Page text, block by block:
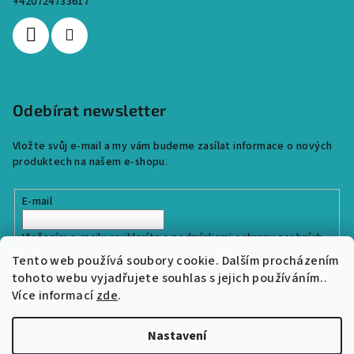
Tento web používá soubory cookie. Dalším procházením
tohoto webu vyjadřujete souhlas s jejich používáním..
Více informacízde.
Nastavení
Odebírat newsletter
Vložte svůj e-mail a my vám budeme zasílat informace o nových
produktech na našem e-shopu.
E-mail
Vložením e-mailu souhlasíte spodmínkami ochrany osobních
údajů
Přihlásit se